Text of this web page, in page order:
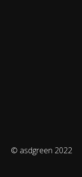
© asdgreen 2022